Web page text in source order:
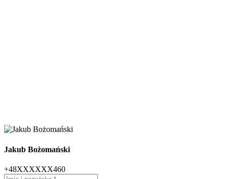
Jakub Bożomański
+48XXXXXX460